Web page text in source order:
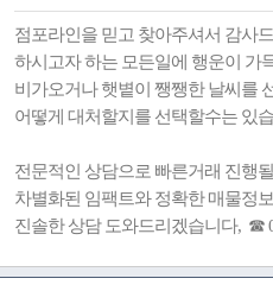
점포라인을 믿고 찾아주셔서 감사
하시고자 하는 모든일에 행운이 가
비가오거나 햇볕이 쨍쨍한 날씨를
어떻게 대처할지를 선택할수는 있
전문적인 상담으로 빠른거래 진행
차별화된 임팩트와 정확한 매물정
진솔한 상담 도와드리겠습니다, ☎